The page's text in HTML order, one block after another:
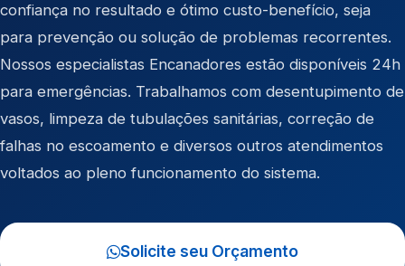
confiança no resultado e ótimo custo-benefício, seja
para prevenção ou solução de problemas recorrentes.
Nossos especialistas Encanadores estão disponíveis 24h
para emergências. Trabalhamos com desentupimento de
vasos, limpeza de tubulações sanitárias, correção de
falhas no escoamento e diversos outros atendimentos
voltados ao pleno funcionamento do sistema.
Solicite seu Orçamento